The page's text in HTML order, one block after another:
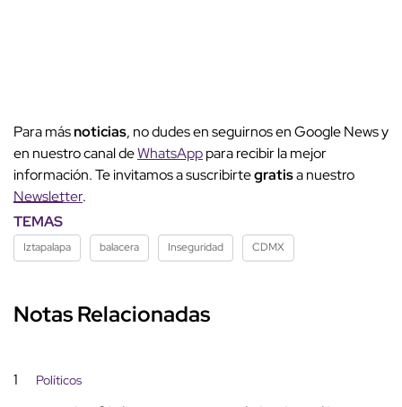
Para másnoticias, no dudes en seguirnos en Google News y
en nuestro canal deWhatsApppara recibir la mejor
información. Te invitamos a suscribirtegratisa nuestro
Newsletter.
TEMAS
Iztapalapa balacera Inseguridad CDMX
Notas Relacionadas
1 Políticos